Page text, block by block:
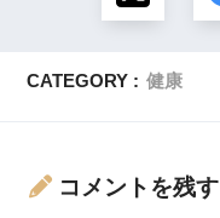
CATEGORY : 健康
コメントを残す